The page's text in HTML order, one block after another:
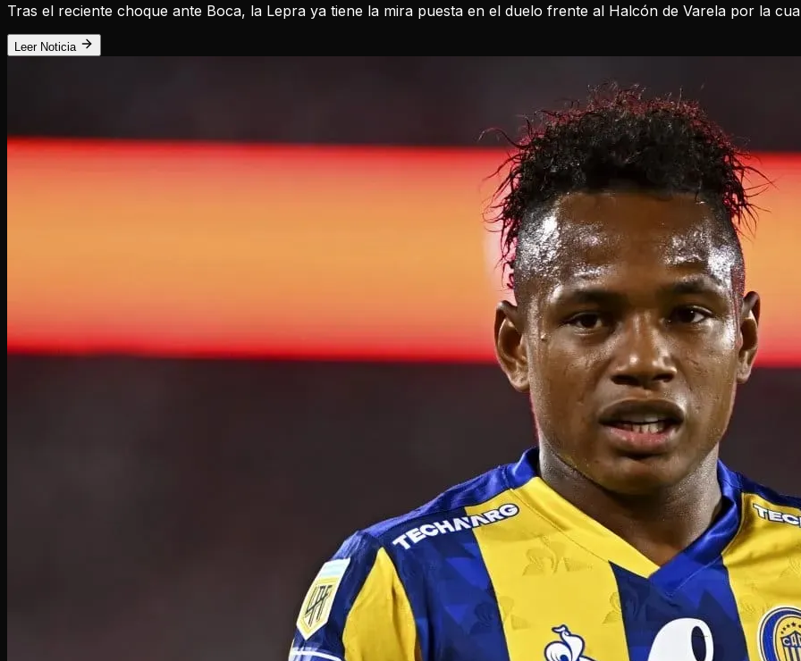
Tras el reciente choque ante Boca, la Lepra ya tiene la mira puesta en el duelo frente al Halcón de Varela por la
Leer Noticia